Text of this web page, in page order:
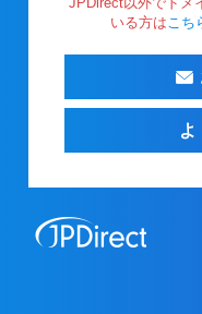
いる方はこち